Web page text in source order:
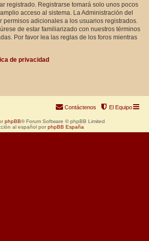
registrado. Registrarse tomará solo unos pocos
acceso al sistema. La Administración del
permisos adicionales a los usuarios registrados.
de estar familiarizado con nuestros términos
Por favor lea las reglas de los foros mientras
de privacidad
El Equipo
Contáctenos
phpBB® Forum Software © phpBB Limited
al español por phpBB España